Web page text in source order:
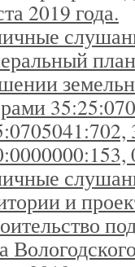
2019 года.
и